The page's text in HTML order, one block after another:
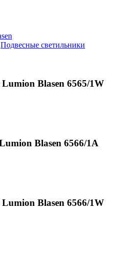
Подвесные светильники
Blasen 6565/1W
Blasen 6566/1A
Blasen 6566/1W